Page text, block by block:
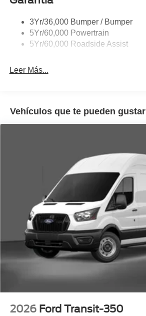
Tire Inflator/Sealant Kit
Wipers - Rain-Sensing
3Yr/36,000 Bumper / Bumper
5Yr/60,000 Powertrain
5Yr/60,000 Roadside Assist
Leer Más...
Vehículos que te pueden gustar
2026 Ford Transit-350